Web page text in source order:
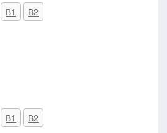
В1 В2
В1 В2